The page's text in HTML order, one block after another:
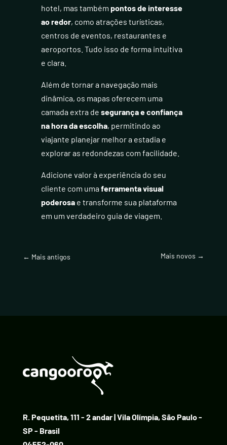
hotel, mas também pontos de interesse
ao redor, como atrações turísticas,
centros de eventos, restaurantes e
aeroportos. Tudo isso de forma intuitiva
e clara.
Além de tornar a navegação mais
dinâmica, os mapas oferecem uma
camada extra de segurança e confiança
na hora da escolha, permitindo ao
viajante planejar melhor a estadia e
explorar as redondezas com facilidade.
Adicione valor à experiência do seu
cliente com uma ferramenta visual
poderosae transforme sua plataforma
em um verdadeiro guia de viagem.
← Mais antigos Mais novos →
R. Pequetita, 111 - 2 andar | Vila Olímpia, São Paulo -
SP - Brasil